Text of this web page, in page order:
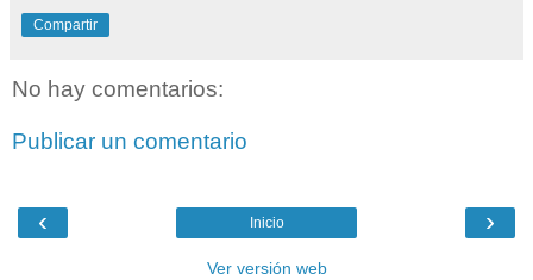
Compartir
No hay comentarios:
Publicar un comentario
‹ ›
Inicio
Ver versión web